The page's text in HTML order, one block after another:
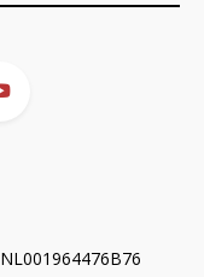
NL001964476B76